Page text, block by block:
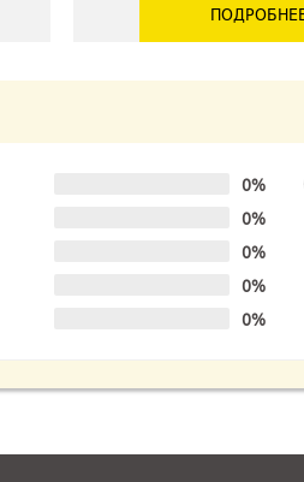
0%
0%
0%
0%
0%